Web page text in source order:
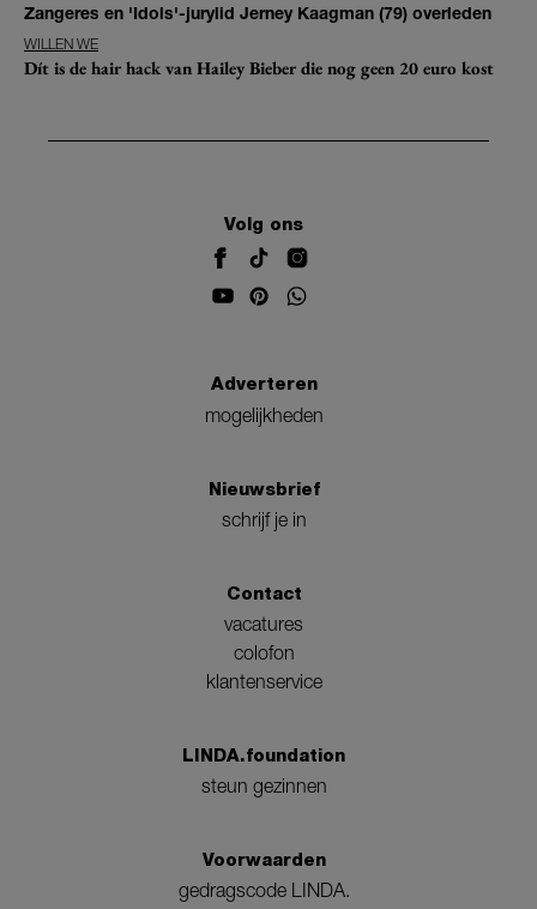
Zangeres en 'Idols'-jurylid Jerney Kaagman (79) overleden
WILLEN WE
Dít is de hair hack van Hailey Bieber die nog geen 20 euro kost
Volg ons
Adverteren
mogelijkheden
Nieuwsbrief
schrijf je in
Contact
vacatures
colofon
klantenservice
LINDA.foundation
steun gezinnen
Voorwaarden
gedragscode LINDA.